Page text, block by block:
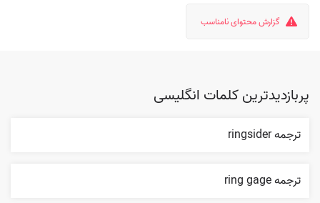
گزارش محتوای نامناسب
پربازدیدترین کلمات انگلیسی
ترجمه ringsider
ترجمه ring gage